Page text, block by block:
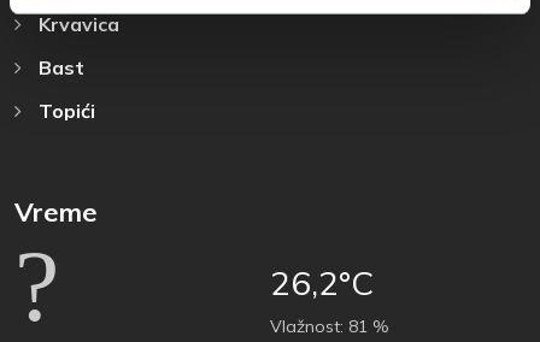
Krvavica
Bast
Topići
Vreme
26,2°C
Vlažnost: 81 %